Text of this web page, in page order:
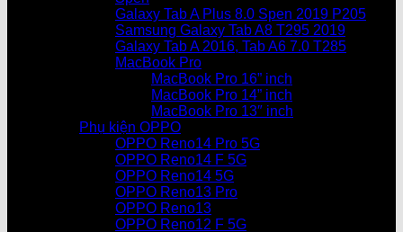
Galaxy Tab A Plus 8.0 Spen 2019 P205
Samsung Galaxy Tab A8 T295 2019
Galaxy Tab A 2016, Tab A6 7.0 T285
MacBook Pro
MacBook Pro 16” inch
MacBook Pro 14” inch
MacBook Pro 13″ inch
Phụ kiện OPPO
OPPO Reno14 Pro 5G
OPPO Reno14 F 5G
OPPO Reno14 5G
OPPO Reno13 Pro
OPPO Reno13
OPPO Reno12 F 5G